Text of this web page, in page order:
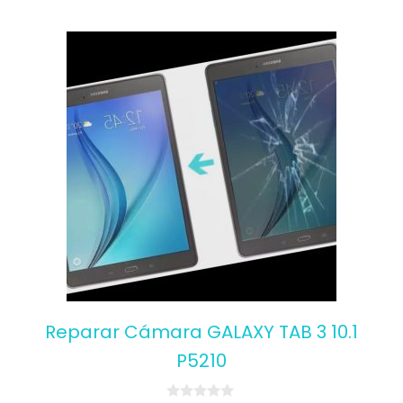
Reparar Cámara GALAXY TAB 3 10.1
P5210